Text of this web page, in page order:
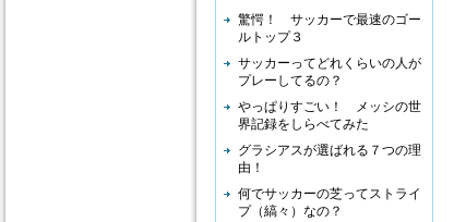
驚愕！ サッカーで最速のゴー
ルトップ３
サッカーってどれくらいの人が
プレーしてるの？
やっぱりすごい！ メッシの世
界記録をしらべてみた
グラシアスが選ばれる７つの理
由！
何でサッカーの芝ってストライ
プ（縞々）なの？